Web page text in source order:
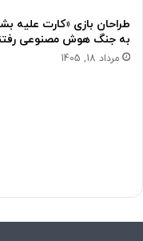
طراحان بازی «کارت علیه
به جنگ هوش مصنوعی
مرداد 18, 1405